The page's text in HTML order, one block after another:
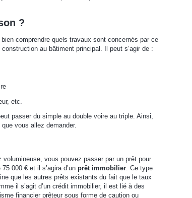
?
comprendre quels travaux sont concernés par ce
au bâtiment principal. Il peut s’agir de :
etc.
passer du simple au double voire au triple. Ainsi,
vous allez demander.
vous pouvez passer par un prêt pour
000 € et il s’agira d’un prêt immobilier. Ce type
que les autres prêts existants du fait que le taux
il s’agit d’un crédit immobilier, il est lié à des
financier prêteur sous forme de caution ou